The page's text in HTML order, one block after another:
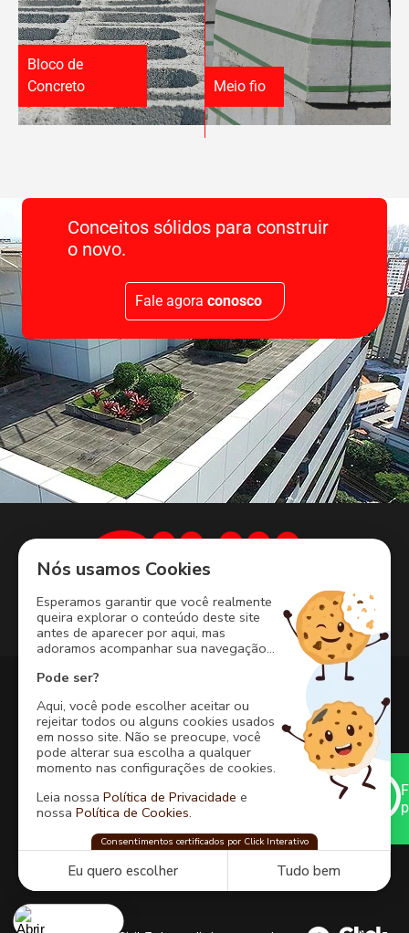
Bloco de
Concreto
Meio fio
Conceitos sólidos para construir
o novo.
Fale agora conosco
Rua Arthur de Azevedo Machado, 1225
Costa Azul, Salvador, BA, Brazil, 41760-000
71 9 9977-9187
Acompanhe nossa novidades
Nós usamos Cookies
Esperamos garantir que você realmente
queira explorar o conteúdo deste site
antes de aparecer por aqui, mas
adoramos acompanhar sua navegação...
Pode ser?
Aqui, você pode escolher aceitar ou
rejeitar todos ou alguns cookies usados
em nosso site. Não se preocupe, você
pode alterar sua escolha a qualquer
momento nas configurações de cookies.
Leia nossa Política de Privacidade e
nossa Política de Cookies.
Consentimentos certificados por Click Interativo
Grupo Civilconfia naClick Interativopara proteger sua
Eu quero escolher Tudo bem